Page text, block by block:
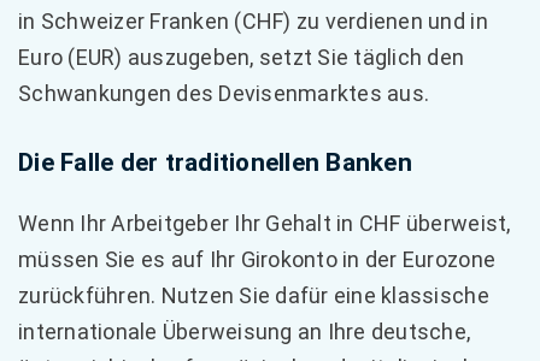
in Schweizer Franken (CHF) zu verdienen und in
Euro (EUR) auszugeben, setzt Sie täglich den
Schwankungen des Devisenmarktes aus.
Die Falle der traditionellen Banken
Wenn Ihr Arbeitgeber Ihr Gehalt in CHF überweist,
müssen Sie es auf Ihr Girokonto in der Eurozone
zurückführen. Nutzen Sie dafür eine klassische
internationale Überweisung an Ihre deutsche,